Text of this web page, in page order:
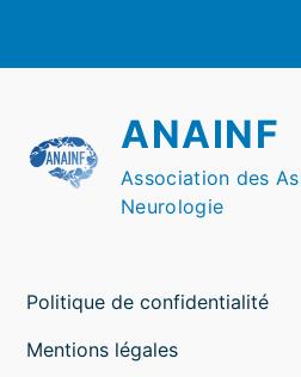
ANAINF
Association des
Neurologie
Politique de confidentialité
Mentions légales